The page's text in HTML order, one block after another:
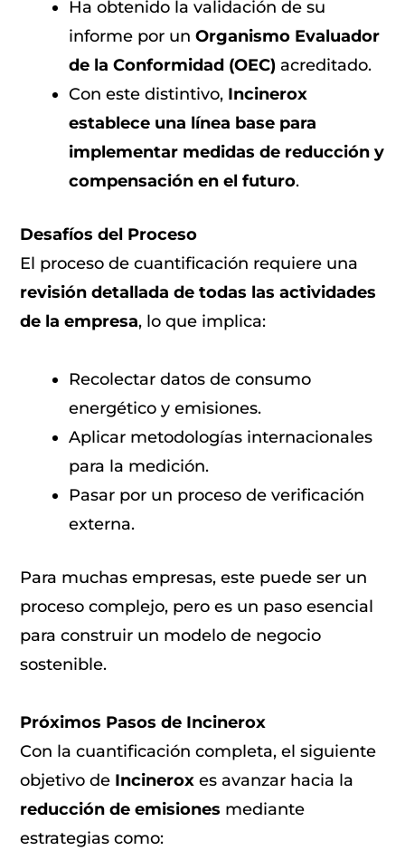
Ha obtenido la validación de su
informe por unOrganismo Evaluador
de la Conformidad (OEC) acreditado.
Con este distintivo, Incinerox
establece una línea base para
implementar medidas de reducción y
compensación en el futuro.
Desafíos del Proceso
El proceso de cuantificación requiere una
revisión detallada de todas las actividades
de la empresa, lo que implica:
Recolectar datos de consumo
energético y emisiones.
Aplicar metodologías internacionales
para la medición.
Pasar por un proceso de verificación
externa.
Para muchas empresas, este puede ser un
proceso complejo, pero es un paso esencial
para construir un modelo de negocio
sostenible.
Próximos Pasos de Incinerox
Con la cuantificación completa, el siguiente
objetivo de Incinerox es avanzar hacia la
reducción de emisiones mediante
estrategias como: